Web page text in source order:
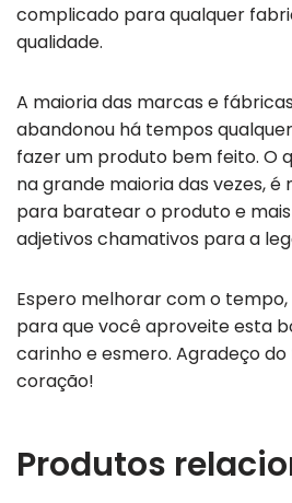
complicado para qualquer
qualidade.
A maioria das marcas e
abandonou há tempos
fazer um produto bem feito. O
na grande maioria das vezes,
para baratear o produto e
adjetivos chamativos para a
Espero melhorar com o
para que você aproveite esta
carinho e esmero. Agradeço
coração!
Produtos